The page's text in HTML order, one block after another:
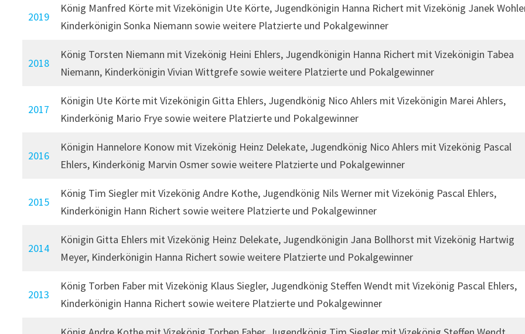
2019
König Manfred Körte mit Vizekönigin Ute Körte, Jugendkönigin Hanna Richert mit Vizekönig Janek
Kinderkönigin Sonka Niemann sowie weitere Platzierte und Pokalgewinner
2018
König Torsten Niemann mit Vizekönig Heini Ehlers, Jugendkönigin Hanna Richert mit Vizekönigin Tabea
Niemann, Kinderkönigin Vivian Wittgrefe sowie weitere Platzierte und Pokalgewinner
2017
Königin Ute Körte mit Vizekönigin Gitta Ehlers, Jugendkönig Nico Ahlers mit Vizekönigin Marei Ahlers,
Kinderkönig Mario Frye sowie weitere Platzierte und Pokalgewinner
2016
Königin Hannelore Konow mit Vizekönig Heinz Delekate, Jugendkönig Nico Ahlers mit Vizekönig Pascal
Ehlers, Kinderkönig Marvin Osmer sowie weitere Platzierte und Pokalgewinner
2015
König Tim Siegler mit Vizekönig Andre Kothe, Jugendkönig Nils Werner mit Vizekönig Pascal Ehlers,
Kinderkönigin Hann Richert sowie weitere Platzierte und Pokalgewinner
2014
Königin Gitta Ehlers mit Vizekönig Heinz Delekate, Jugendkönigin Jana Bollhorst mit Vizekönig Hartwig
Meyer, Kinderkönigin Hanna Richert sowie weitere Platzierte und Pokalgewinner
2013
König Torben Faber mit Vizekönig Klaus Siegler, Jugendkönig Steffen Wendt mit Vizekönig Pascal Ehlers,
Kinderkönigin Hanna Richert sowie weitere Platzierte und Pokalgewinner